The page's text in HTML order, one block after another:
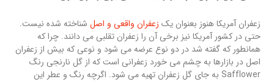
زعفران آمریکا هنوز بعنوان یک زعفران واقعی و اصل شناخته شده نیست.
حتی در کشور آمریکا نیز برخی آن را زعفران تقلبی می دانند. چرا که
همانطور که گفته شد در دو نوع عرضه می شود و نوعی که بیش از زعفران
اصل در بازارها به چشم می خورد زعفرانی است که از گل نارنجی رنگ
Safflower به جای گل زعفران تهیه می شود. اگرچه رنگ و عطر این